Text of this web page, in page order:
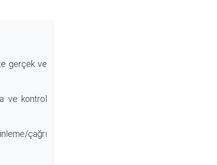
gerçek ve
ve kontrol
çağrı